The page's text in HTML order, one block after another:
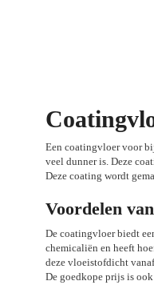
Een coatingvloer voor
veel dunner is. Deze
Deze coating wordt
Voordelen
De coatingvloer biedt
chemicaliën en heeft
deze vloeistofdicht
De goedkope prijs is